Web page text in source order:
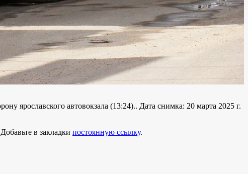
ярославского автовокзала (13:24).. Дата снимка: 20 марта 2025 г.
в закладки постоянную ссылку.